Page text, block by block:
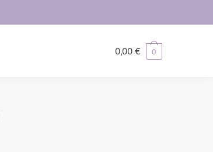
0,00€ 0